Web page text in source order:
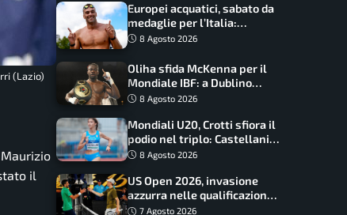
(Lazio)
il
Europei acquatici, sabato da
medaglie per l’Italia:
Paltrinieri guida la staffetta,
grandi altezze
8 Agosto 2026
Oliha sfida McKenna per il
Mondiale IBF: a Dublino
serve l’impresa nella tana
8 Agosto 2026
Mondiali U20, Crotti sfiora il
podio nel triplo: Castellani
da record, Succo in finale
8 Agosto 2026
US Open 2026, invasione
azzurra nelle qualificazioni:
17 italiani a caccia del main
7 Agosto 2026